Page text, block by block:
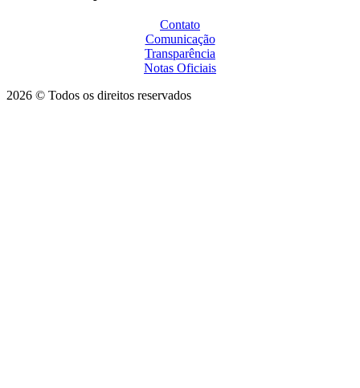
Contato
Comunicação
Transparência
Notas Oficiais
2026 © Todos os direitos reservados